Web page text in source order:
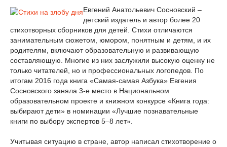
Евгений Анатольевич Сосновский –
детский издатель и автор более 20
стихотворных сборников для детей. Стихи отличаются
занимательным сюжетом, юмором, понятным и детям, и их
родителям, включают образовательную и развивающую
составляющую. Многие из них заслужили высокую оценку не
только читателей, но и профессиональных логопедов. По
итогам 2016 года книга «Самая-самая Азбука» Евгения
Сосновского заняла 3-е место в Национальном
образовательном проекте и книжном конкурсе «Книга года:
выбирают дети» в номинации «Лучшие познавательные
книги по выбору экспертов 5–8 лет».
Учитывая ситуацию в стране, автор написал стихотворение о